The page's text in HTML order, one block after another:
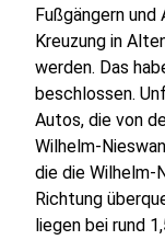
Fußgängern
Kreuzung in
werden. Das
beschlossen.
Autos, die von
Wilhelm-
die die
Richtung
liegen bei rund